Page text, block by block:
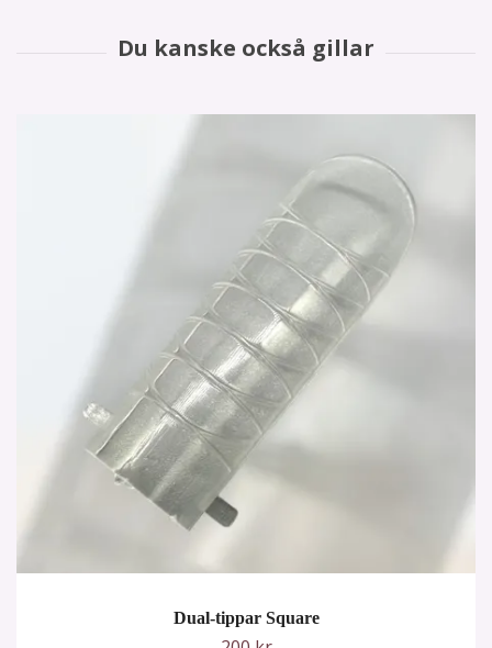
Dual-tippar Square